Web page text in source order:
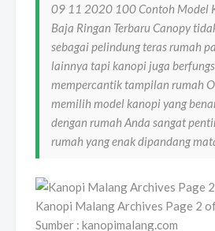
09 11 2020 100 Contoh Model
Baja Ringan Terbaru Canopy
sebagai pelindung teras rumah
lainnya tapi kanopi juga
mempercantik tampilan rumah
memilih model kanopi yang
dengan rumah Anda sangat
rumah yang enak dipandang
Kanopi Malang Archives Page 2
Sumber : kanopimalang.com